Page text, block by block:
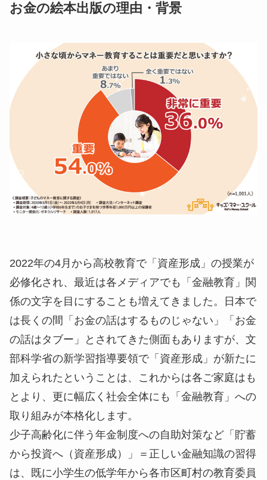
お金の絵本出版の理由・背景
2022年の4月から高校教育で「資産形成」の授業が
必修化され、最近は各メディアでも「金融教育」関
係の文字を目にすることも増えてきました。日本で
は長くの間「お金の話はするものじゃない」「お金
の話はタブー」とされてきた側面もありますが、文
部科学省の新学習指導要領で「資産形成」が新たに
加えられたということは、これからは各ご家庭はも
とより、更に幅広く社会全体にも「金融教育」への
取り組みが本格化します。
少子高齢化に伴う年金制度への自助対策など「貯蓄
から投資へ（資産形成）」＝正しい金融知識の習得
は、既に小学生の低学年から各市区町村の教育委員